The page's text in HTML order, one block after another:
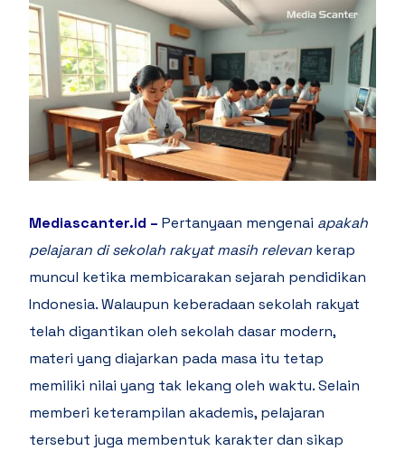
Mediascanter.id – Pertanyaan mengenai apakah
pelajaran di sekolah rakyat masih relevan kerap
muncul ketika membicarakan sejarah pendidikan
Indonesia. Walaupun keberadaan sekolah rakyat
telah digantikan oleh sekolah dasar modern,
materi yang diajarkan pada masa itu tetap
memiliki nilai yang tak lekang oleh waktu. Selain
memberi keterampilan akademis, pelajaran
tersebut juga membentuk karakter dan sikap